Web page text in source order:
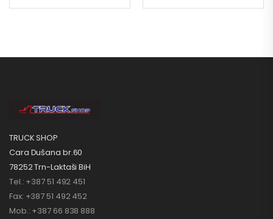
TRUCK SHOP
Cara Dušana br.60
78252 Trn-Laktaši BiH
Tel.: +387 51 492 451
Fax: +387 51 492 452
Mob.: +387 66 838 888